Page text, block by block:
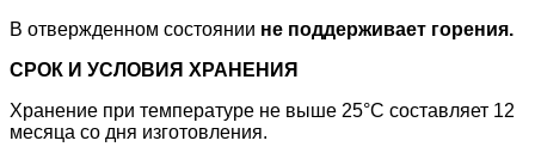
В отвержденном состоянии не поддерживает горения.
СРОК И УСЛОВИЯ ХРАНЕНИЯ
Хранение при температуре не выше 25°C составляет 12
месяца со дня изготовления.